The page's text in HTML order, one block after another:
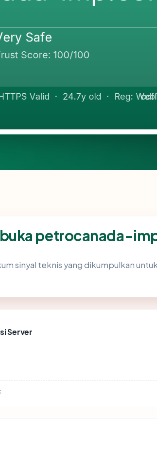
petrocanada-
sinyal teknis yang dikumpulkan untuk
Server